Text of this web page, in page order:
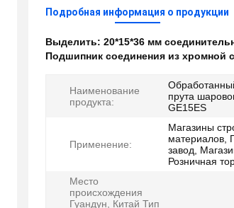
Подробная информация о продукции
Выделить: 20*15*36 мм
Подшипник соединения из хромной
Наименование
продукта:
прута
GE15ES
Применение:
Магазины
материалов,
завод,
Розничная
Место
происхождения
Гуандун, Китай Тип